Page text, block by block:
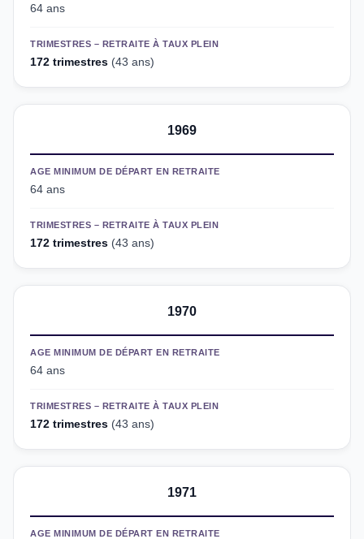
64 ans
TRIMESTRES – RETRAITE À TAUX PLEIN
172 trimestres (43 ans)
1969
AGE MINIMUM DE DÉPART EN RETRAITE
64 ans
TRIMESTRES – RETRAITE À TAUX PLEIN
172 trimestres (43 ans)
1970
AGE MINIMUM DE DÉPART EN RETRAITE
64 ans
TRIMESTRES – RETRAITE À TAUX PLEIN
172 trimestres (43 ans)
1971
AGE MINIMUM DE DÉPART EN RETRAITE